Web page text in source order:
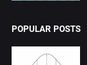
POPULAR POSTS